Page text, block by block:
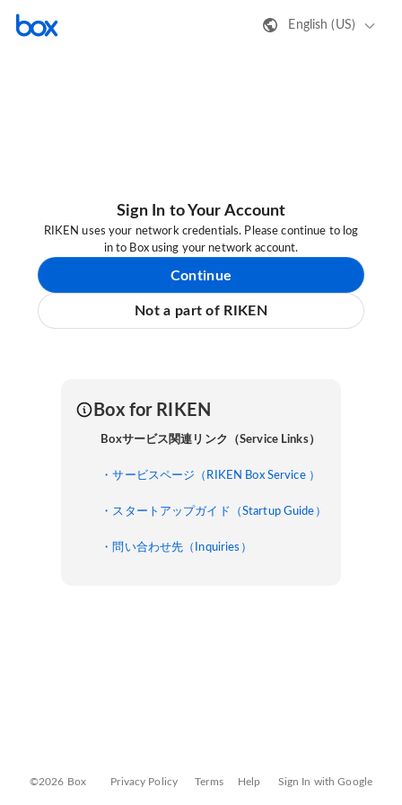
English (US)
Sign In to Your Account
RIKEN uses your network credentials. Please continue to log
in to Box using your network account.
Continue
Not a part of RIKEN
Box for RIKEN
Boxサービス関連リンク（Service Links）
・サービスページ（RIKEN Box Service ）
・スタートアップガイド（Startup Guide）
・問い合わせ先（Inquiries）
©2026 Box Privacy Policy Terms Help Sign In with Google